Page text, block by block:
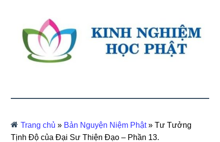
Trang chủ » Bản Nguyện Niệm Phật»Tư Tưởng
Tịnh Độ của Đại Sư Thiện Đạo – Phần 13.